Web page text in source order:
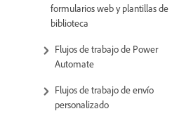
formularios web y plantillas de
biblioteca
Flujos de trabajo de Power
Automate
Flujos de trabajo de envío
personalizado